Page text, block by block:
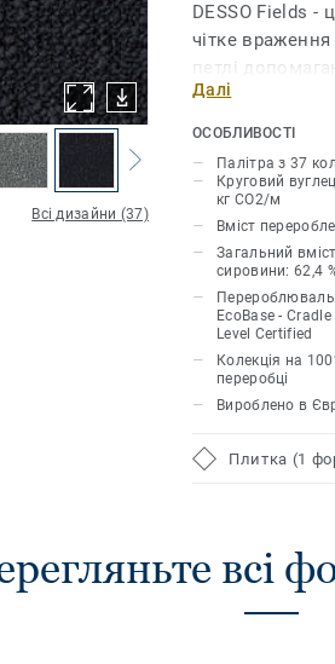
Всі дизайни (37)
DESSO Fields -
чітке враження
петлі
зробить
37 різних
унікальних
різноманітні
кольори з
багатого
У поєднанні з
текстури
красиві
Далі
ОСОБЛИВОСТІ
Палітра з 37
Круговий
кг CO2/м
Вміст
Загальний
сировини: 62,4
EcoBase -
Level Certified
Колекція на
переробці
Вироблено в
Плитка (1
всі